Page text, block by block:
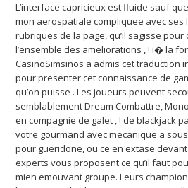
L’interface capricieux est fluide sauf
mon aerospatiale compliquee avec
rubriques de la page, qu’il sagisse
l’ensemble des ameliorations , ! i� la
CasinoSimsinos a admis cet traduction
pour presenter cet connaissance de
qu’on puisse . Les joueurs peuvent
semblablement Dream Combattre,
en compagnie de galet , ! de blackjack
votre gourmand avec mecanique a
pour gueridone, ou ce en extase
experts vous proposent ce qu’il faut
mien emouvant groupe. Leurs